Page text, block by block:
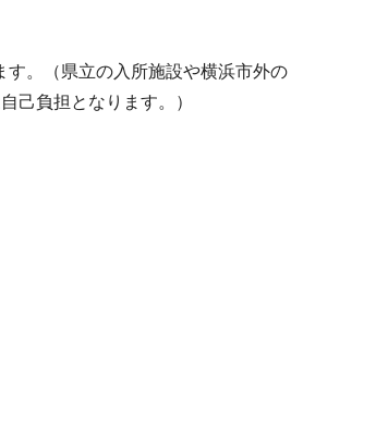
。（県立の入所施設や横浜市外の
己負担となります。）